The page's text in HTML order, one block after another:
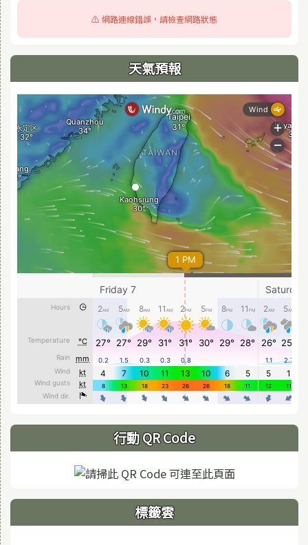
⚠️ 網路連線錯誤，請檢查網路狀態
天氣預報
行動 QR Code
標籤雲